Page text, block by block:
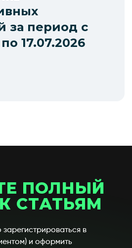
за период с
17.07.2026
ПОЛНЫЙ
СТАТЬЯМ
в
и оформить